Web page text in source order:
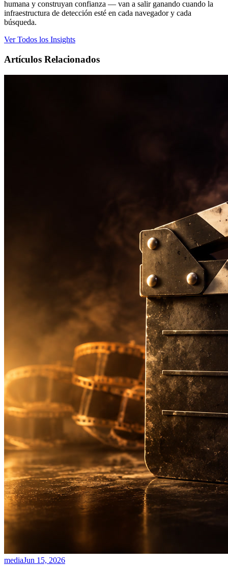
humana y construyan confianza — van a salir ganando cuando la
infraestructura de detección esté en cada navegador y cada
búsqueda.
Ver Todos los Insights
Artículos Relacionados
mediaJun 15, 2026